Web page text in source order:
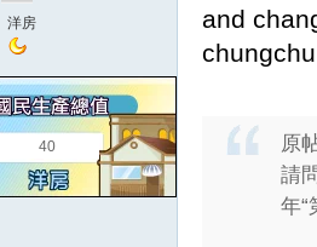
洋房
40
and
原
請
年“